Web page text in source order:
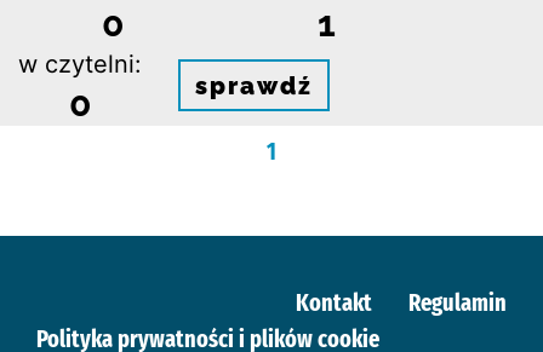
0 1
w czytelni:
0 sprawdź
1
Kontakt
Regulamin
Polityka prywatności i plików cookie